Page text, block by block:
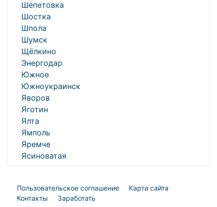
Шепетовка
Шостка
Шпола
Шумск
Щёлкино
Энергодар
Южное
Южноукраинск
Яворов
Яготин
Ялта
Ямполь
Яремче
Ясиноватая
Пользовательское соглашение
Карта сайта
Контакты
Заработать